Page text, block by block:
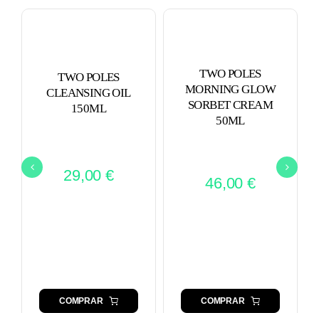
TWO POLES
CLEANSING OIL
150ML
29,00 €
COMPRAR
TWO POLES
MORNING GLOW
SORBET CREAM
50ML
46,00 €
COMPRAR